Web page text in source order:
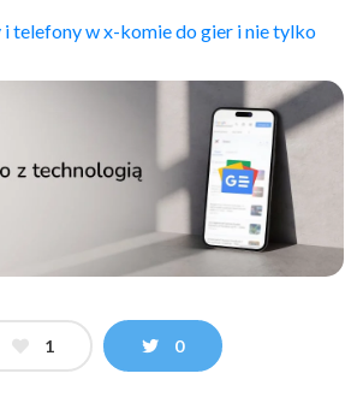
telefony w x-komie do gier i nie tylko
1 0